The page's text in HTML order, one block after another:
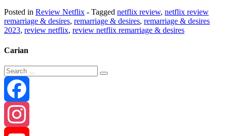
Posted in Review Netflix - Tagged netflix review, netflix review
remarriage & desires, remarriage & desires, remarriage & desires
2023, review netflix, review netflix remarriage & desires
Carian
Facebook